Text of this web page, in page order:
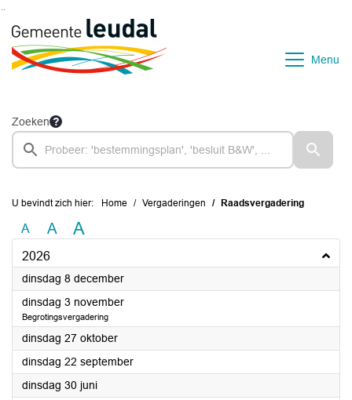
Ga naar de inhoud van deze pagina
Menu
Zoeken
U bevindt zich hier: Home Vergaderingen Raadsvergadering
A A A
2026
dinsdag 8 december2026
dinsdag 3 november2026
Begrotingsvergadering
dinsdag 27 oktober2026
dinsdag 22 september2026
dinsdag 30 juni2026